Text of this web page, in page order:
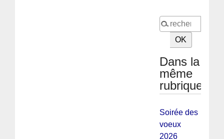
Dans la
même
rubrique
Soirée des
voeux
2026